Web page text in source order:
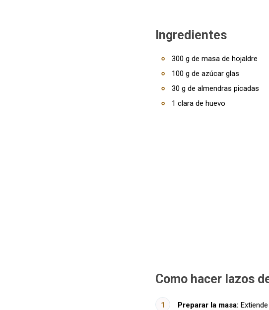
Ingredientes
300 g de masa de hojaldre
100 g de azúcar glas
30 g de almendras picadas
1 clara de huevo
Como hacer lazos
Preparar la masa: